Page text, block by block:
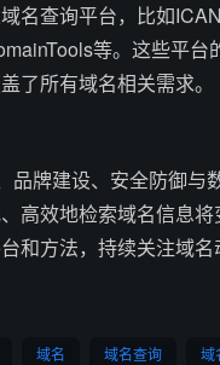
名查询平台，比如
等。这些平
了所有域名相关需求。
品牌建设、安全防御
高效地检索域名信息
和方法，持续关注域
域名 域名查询 域